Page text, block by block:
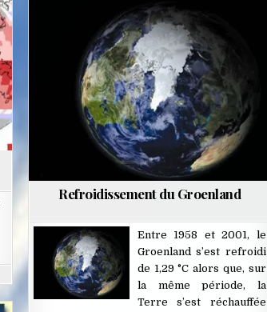
Posted
in
Refroidissement du Groenland
Entre 1958 et 2001, le
Groenland s’est refroidi
de 1,29 °C alors que, sur
la même période, la
Terre s’est réchauffée